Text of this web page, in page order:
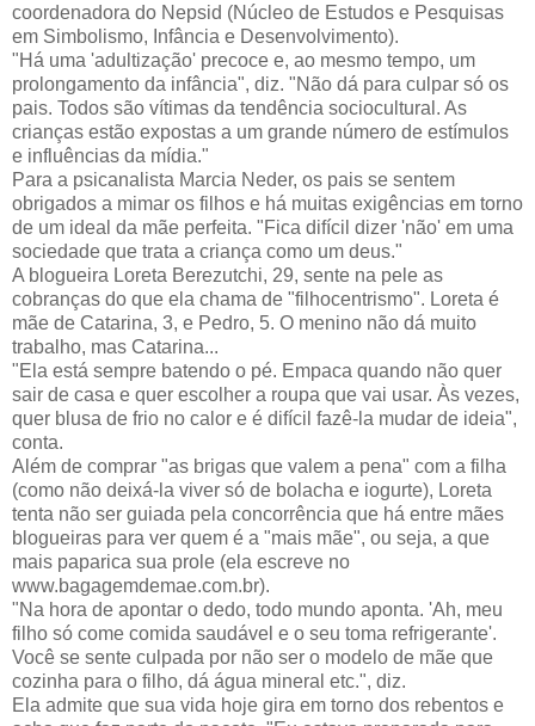
coordenadora do Nepsid (Núcleo de Estudos e Pesquisas
em Simbolismo, Infância e Desenvolvimento).
"Há uma 'adultização' precoce e, ao mesmo tempo, um
prolongamento da infância", diz. "Não dá para culpar só os
pais. Todos são vítimas da tendência sociocultural. As
crianças estão expostas a um grande número de estímulos
e influências da mídia."
Para a psicanalista Marcia Neder, os pais se sentem
obrigados a mimar os filhos e há muitas exigências em torno
de um ideal da mãe perfeita. "Fica difícil dizer 'não' em uma
sociedade que trata a criança como um deus."
A blogueira Loreta Berezutchi, 29, sente na pele as
cobranças do que ela chama de "filhocentrismo". Loreta é
mãe de Catarina, 3, e Pedro, 5. O menino não dá muito
trabalho, mas Catarina...
"Ela está sempre batendo o pé. Empaca quando não quer
sair de casa e quer escolher a roupa que vai usar. Às vezes,
quer blusa de frio no calor e é difícil fazê-la mudar de ideia",
conta.
Além de comprar "as brigas que valem a pena" com a filha
(como não deixá-la viver só de bolacha e iogurte), Loreta
tenta não ser guiada pela concorrência que há entre mães
blogueiras para ver quem é a "mais mãe", ou seja, a que
mais paparica sua prole (ela escreve no
www.bagagemdemae.com.br).
"Na hora de apontar o dedo, todo mundo aponta. 'Ah, meu
filho só come comida saudável e o seu toma refrigerante'.
Você se sente culpada por não ser o modelo de mãe que
cozinha para o filho, dá água mineral etc.", diz.
Ela admite que sua vida hoje gira em torno dos rebentos e